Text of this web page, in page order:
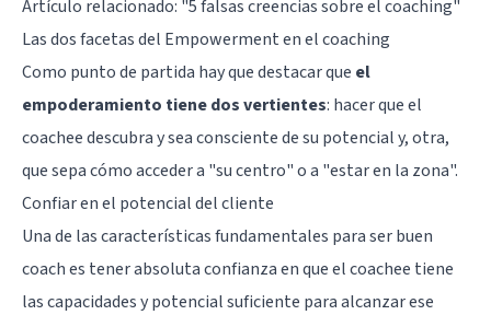
Artículo relacionado: "5 falsas creencias sobre el coaching"
Las dos facetas del Empowerment en el coaching
Como punto de partida hay que destacar que el
empoderamiento tiene dos vertientes: hacer que el
coachee descubra y sea consciente de su potencial y, otra,
que sepa cómo acceder a "su centro" o a "estar en la zona".
Confiar en el potencial del cliente
Una de las características fundamentales para ser buen
coach es tener absoluta confianza en que el coachee tiene
las capacidades y potencial suficiente para alcanzar ese